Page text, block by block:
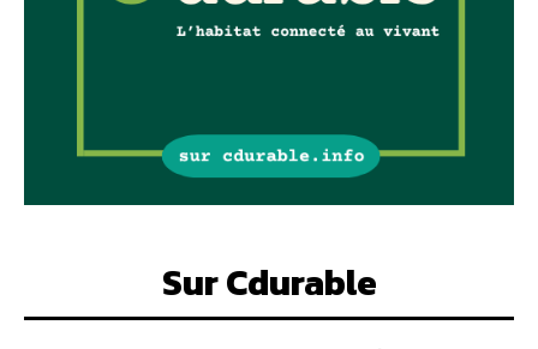
Sur Cdurable